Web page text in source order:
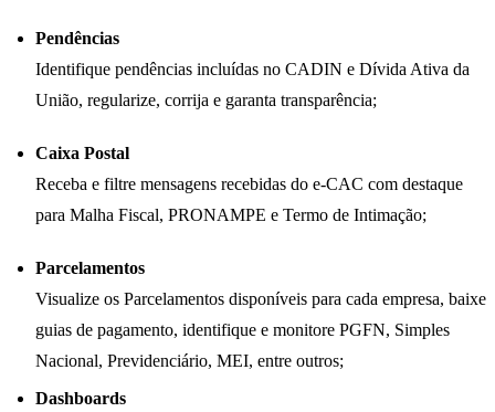
Pendências
Identifique pendências incluídas no CADIN e Dívida Ativa da
União, regularize, corrija e garanta transparência;
Caixa Postal
Receba e filtre mensagens recebidas do e-CAC com destaque
para Malha Fiscal, PRONAMPE e Termo de Intimação;
Parcelamentos
Visualize os Parcelamentos disponíveis para cada empresa, baixe
guias de pagamento, identifique e monitore PGFN, Simples
Nacional, Previdenciário, MEI, entre outros;
Dashboards